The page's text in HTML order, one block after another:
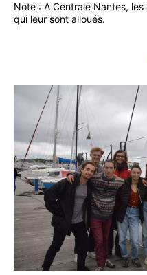
Note : A Centrale Nantes,
qui leur sont alloués.